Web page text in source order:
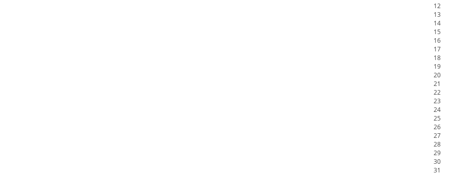
12
13
14
15
16
17
18
19
20
21
22
23
24
25
26
27
28
29
30
31